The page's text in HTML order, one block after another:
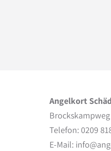
Angelkort
Brockskampweg
Telefon: 0209
E-Mail: